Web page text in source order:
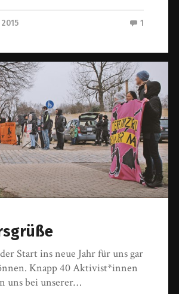
1
Start ins neue Jahr für uns gar
Knapp 40 Aktivist*innen
uns bei unserer…